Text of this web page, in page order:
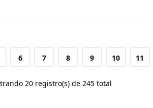
6 7 8 9 10 11
20 registro(s) de 245 total